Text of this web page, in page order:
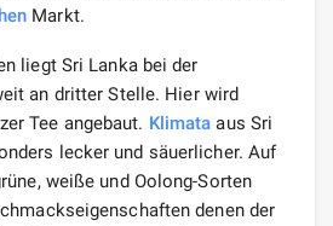
Markt.
liegt Sri Lanka bei der
an dritter Stelle. Hier wird
Tee angebaut. Klimata aus Sri
lecker und säuerlicher. Auf
weiße und Oolong-Sorten
denen der